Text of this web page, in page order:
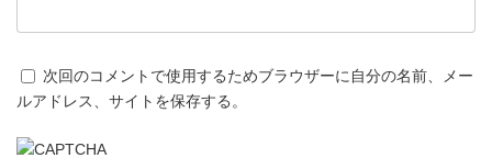
次回のコメントで使用するためブラウザーに自分の名前、メー
ルアドレス、サイトを保存する。